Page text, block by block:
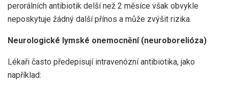
perorálních antibiotik delší než 2 měsíce však obvykle
neposkytuje žádný další přínos a může zvýšit rizika.
Neurologické lymské onemocnění (neuroborelióza)
Lékaři často předepisují intravenózní antibiotika, jako
například: